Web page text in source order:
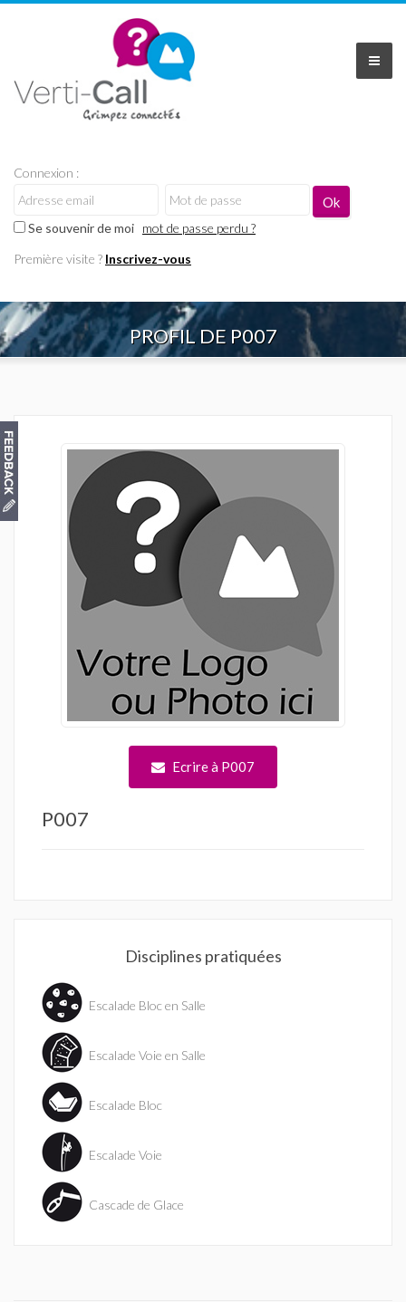
Connexion :
Se souvenir de moi mot de passe perdu ?
Première visite ? Inscrivez-vous
PROFIL DE P007
Ecrire à P007
P007
Disciplines pratiquées
Escalade Bloc en Salle
Escalade Voie en Salle
Escalade Bloc
Escalade Voie
Cascade de Glace